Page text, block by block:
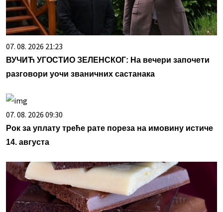
07. 08. 2026 21:23
ВУЧИЋ УГОСТИО ЗЕЛЕНСКОГ: На вечери започети
разговори уочи званичних састанака
07. 08. 2026 09:30
Рок за уплату треће рате пореза на имовину истиче
14. августа